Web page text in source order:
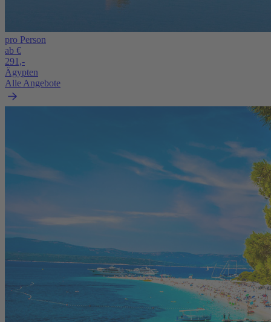
pro Person
ab €
291,-
Ägypten
Alle Angebote